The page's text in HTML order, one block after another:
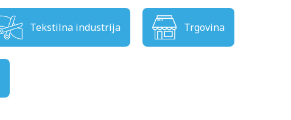
Tekstilna industrija Trgovina